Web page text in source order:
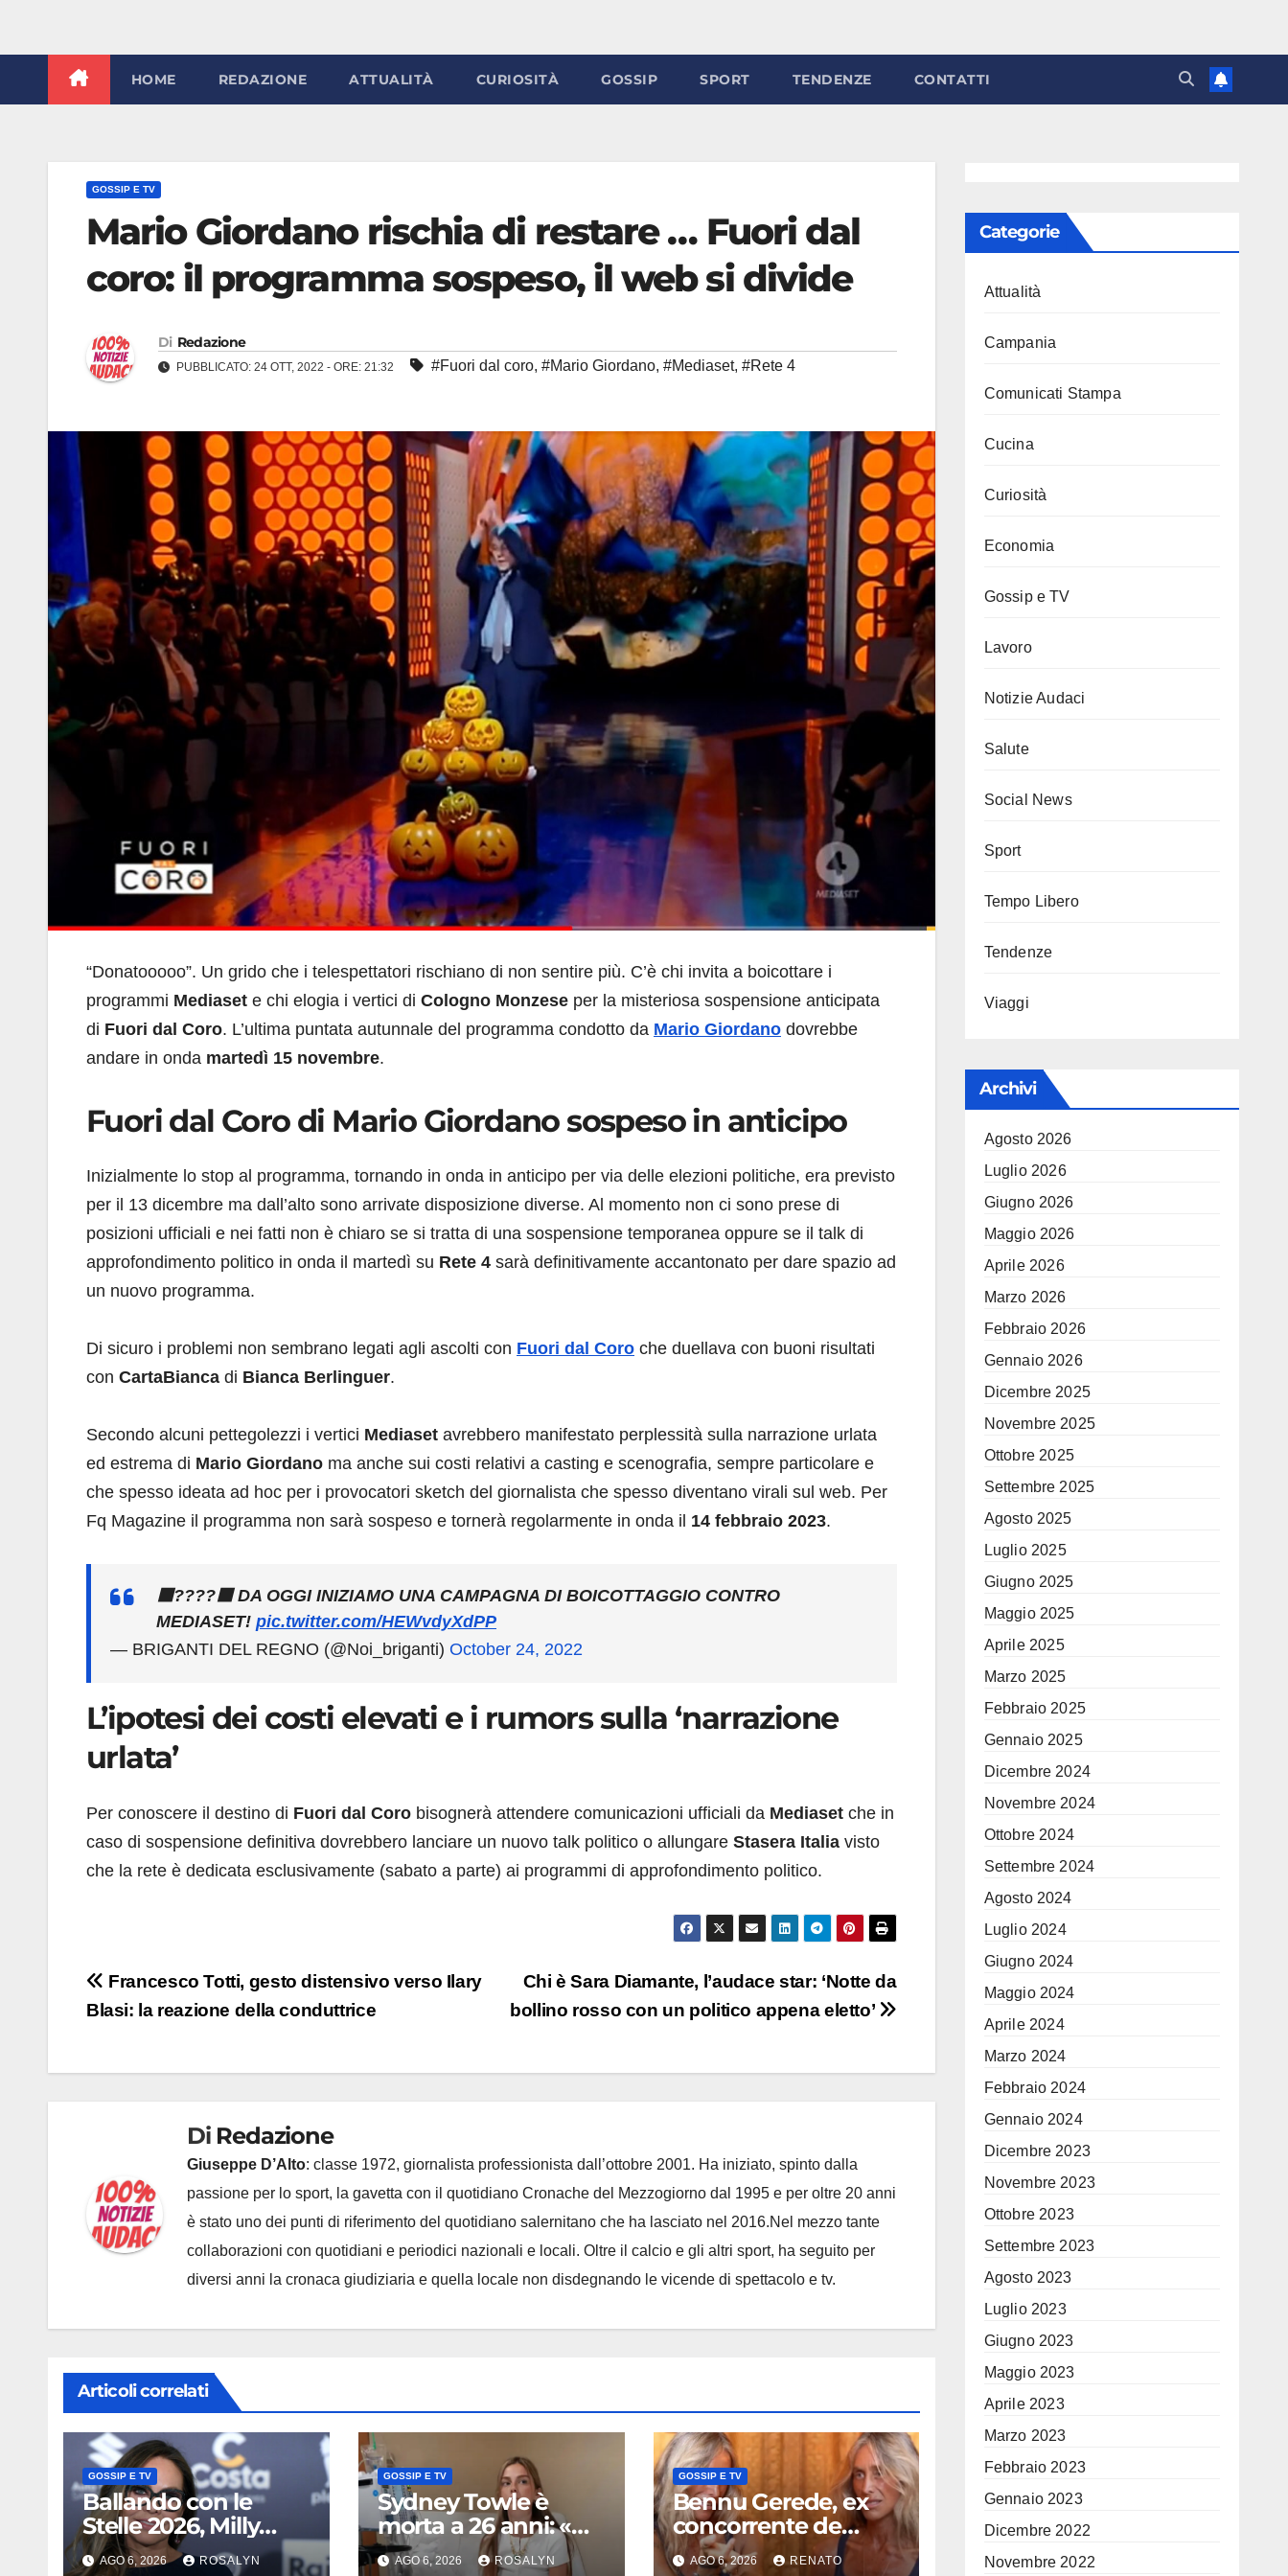
HOME REDAZIONE ATTUALITÀ CURIOSITÀ GOSSIP SPORT TENDENZE CONTATTI
GOSSIP E TV
Mario Giordano rischia di restare … Fuori dal
coro: il programma sospeso, il web si divide
Di Redazione
PUBBLICATO: 24 OTT, 2022 - ORE: 21:32 #Fuori dal coro, #Mario Giordano, #Mediaset, #Rete 4
“Donatooooo”. Un grido che i telespettatori rischiano di non sentire più. C’è chi invita a boicottare i
programmi Mediaset e chi elogia i vertici di Cologno Monzese per la misteriosa sospensione anticipata
di Fuori dal Coro. L’ultima puntata autunnale del programma condotto da Mario Giordano dovrebbe
andare in onda martedì 15 novembre.
Fuori dal Coro di Mario Giordano sospeso in anticipo
Inizialmente lo stop al programma, tornando in onda in anticipo per via delle elezioni politiche, era previsto
per il 13 dicembre ma dall’alto sono arrivate disposizione diverse. Al momento non ci sono prese di
posizioni ufficiali e nei fatti non è chiaro se si tratta di una sospensione temporanea oppure se il talk di
approfondimento politico in onda il martedì su Rete 4 sarà definitivamente accantonato per dare spazio ad
un nuovo programma.
Di sicuro i problemi non sembrano legati agli ascolti con Fuori dal Coro che duellava con buoni risultati
con CartaBianca di Bianca Berlinguer.
Secondo alcuni pettegolezzi i vertici Mediaset avrebbero manifestato perplessità sulla narrazione urlata
ed estrema di Mario Giordano ma anche sui costi relativi a casting e scenografia, sempre particolare e
che spesso ideata ad hoc per i provocatori sketch del giornalista che spesso diventano virali sul web. Per
Fq Magazine il programma non sarà sospeso e tornerà regolarmente in onda il 14 febbraio 2023.
⬛????⬛ DA OGGI INIZIAMO UNA CAMPAGNA DI BOICOTTAGGIO CONTRO
MEDIASET! pic.twitter.com/HEWvdyXdPP
— BRIGANTI DEL REGNO (@Noi_briganti) October 24, 2022
L’ipotesi dei costi elevati e i rumors sulla ‘narrazione
urlata’
Per conoscere il destino di Fuori dal Coro bisognerà attendere comunicazioni ufficiali da Mediaset che in
caso di sospensione definitiva dovrebbero lanciare un nuovo talk politico o allungare Stasera Italia visto
che la rete è dedicata esclusivamente (sabato a parte) ai programmi di approfondimento politico.
Navigazione
articoli
Chi è Sara Diamante, l’audace star: ‘Notte da
bollino rosso con un politico appena eletto’
Francesco Totti, gesto distensivo verso Ilary
Blasi: la reazione della conduttrice
Di Redazione
Giuseppe D’Alto: classe 1972, giornalista professionista dall’ottobre 2001. Ha iniziato, spinto dalla
passione per lo sport, la gavetta con il quotidiano Cronache del Mezzogiorno dal 1995 e per oltre 20 anni
è stato uno dei punti di riferimento del quotidiano salernitano che ha lasciato nel 2016.Nel mezzo tante
collaborazioni con quotidiani e periodici nazionali e locali. Oltre il calcio e gli altri sport, ha seguito per
diversi anni la cronaca giudiziaria e quella locale non disdegnando le vicende di spettacolo e tv.
Articoli correlati
GOSSIP E TV
Ballando con le
Stelle 2026, Milly
Carlucci tenta il
AGO 6, 2026 ROSALYN
GOSSIP E TV
Sydney Towle è
morta a 26 anni: «Mi
avete dato la forza di
AGO 6, 2026 ROSALYN
GOSSIP E TV
Bennu Gerede, ex
concorrente de
L’Isola dei Famosi
AGO 6, 2026 RENATO
Categorie
Attualità
Campania
Comunicati Stampa
Cucina
Curiosità
Economia
Gossip e TV
Lavoro
Notizie Audaci
Salute
Social News
Sport
Tempo Libero
Tendenze
Viaggi
Archivi
Agosto 2026
Luglio 2026
Giugno 2026
Maggio 2026
Aprile 2026
Marzo 2026
Febbraio 2026
Gennaio 2026
Dicembre 2025
Novembre 2025
Ottobre 2025
Settembre 2025
Agosto 2025
Luglio 2025
Giugno 2025
Maggio 2025
Aprile 2025
Marzo 2025
Febbraio 2025
Gennaio 2025
Dicembre 2024
Novembre 2024
Ottobre 2024
Settembre 2024
Agosto 2024
Luglio 2024
Giugno 2024
Maggio 2024
Aprile 2024
Marzo 2024
Febbraio 2024
Gennaio 2024
Dicembre 2023
Novembre 2023
Ottobre 2023
Settembre 2023
Agosto 2023
Luglio 2023
Giugno 2023
Maggio 2023
Aprile 2023
Marzo 2023
Febbraio 2023
Gennaio 2023
Dicembre 2022
Novembre 2022